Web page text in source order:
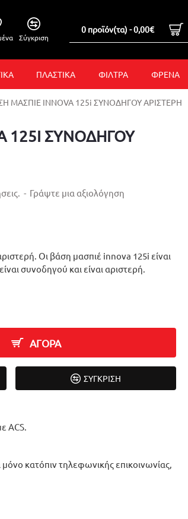
Σύγκριση
0 προϊόν(τα) - 0,00€
ΠΛΑΣΤΙΚΑ ΦΙΛΤΡΑ ΦΡΕΝΑ
ΜΑΣΠΙΕ INNOVA 125i ΣΥΝΟΔΗΓΟΥ ΑΡΙΣΤΕΡΗ
125I ΣΥΝΟΔΗΓΟΥ
Οι βάση μασπιέ innova 125i είναι
συνοδηγού και είναι αριστερή.
- Γράψτε μια αξιολόγηση
ΑΓΟΡΑ
ΣΎΓΚΡΙΣΗ
ACS.
κατόπιν τηλεφωνικής επικοινωνίας,